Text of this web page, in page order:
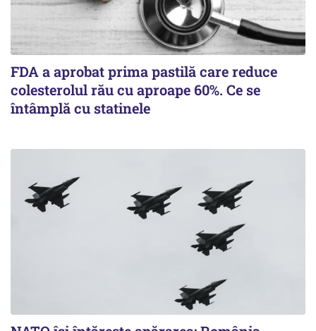
FDA a aprobat prima pastilă care reduce
colesterolul rău cu aproape 60%. Ce se
întâmplă cu statinele